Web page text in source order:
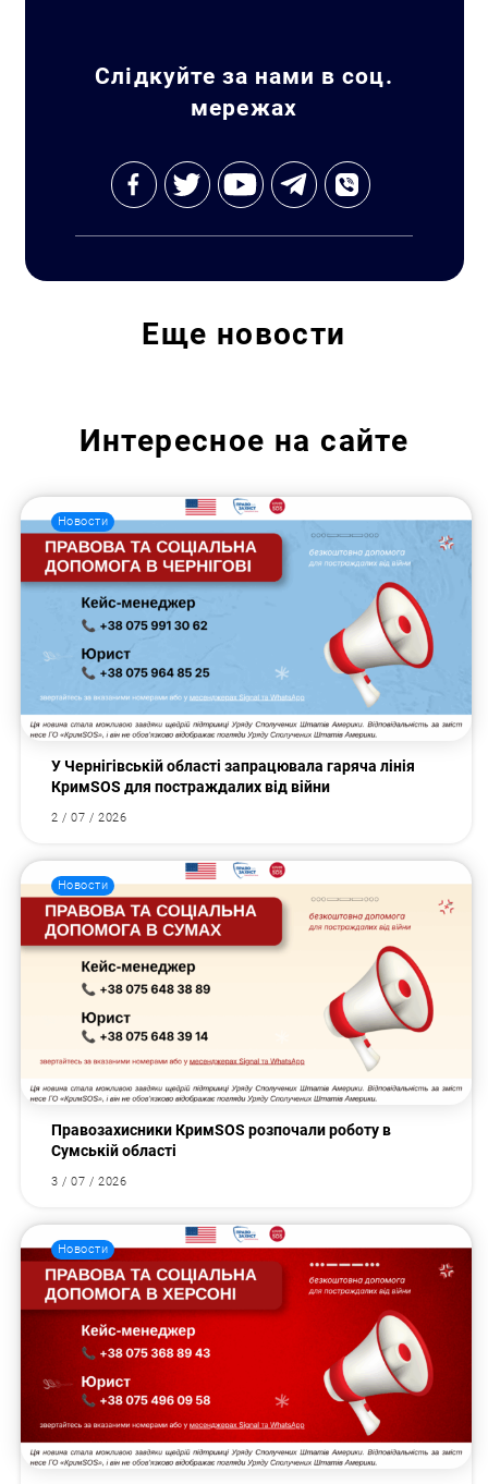
Слідкуйте за нами в соц.
мережах
Еще новости
Интересное на сайте
Новости
У Чернігівській області запрацювала гаряча лінія
КримSOS для постраждалих від війни
2 / 07 / 2026
Новости
Правозахисники КримSOS розпочали роботу в
Сумській області
3 / 07 / 2026
Новости